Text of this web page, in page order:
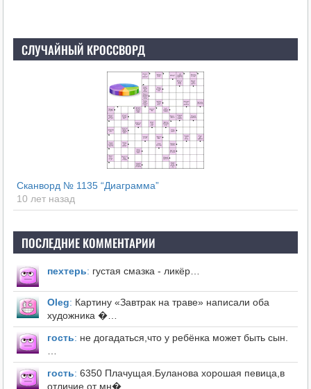
СЛУЧАЙНЫЙ КРОССВОРД
Сканворд № 1135 “Диаграмма”
10 лет назад
ПОСЛЕДНИЕ КОММЕНТАРИИ
пехтерь: густая смазка - ликёр…
Оleg: Картину «Завтрак на траве» написали оба
художника �…
гость: не догадаться,что у ребёнка может быть сын.
…
гость: 6350 Плачущая.Буланова хорошая певица,в
отличие от мн�…